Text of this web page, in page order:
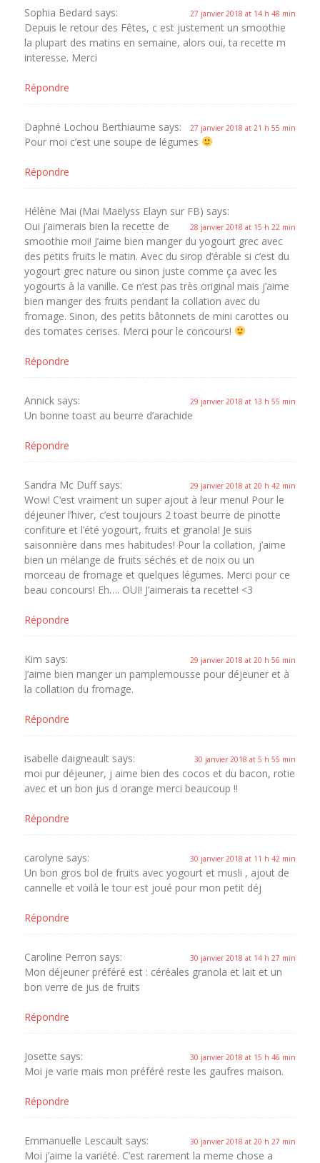
Sophia Bedard says: 27 janvier 2018 at 14 h 48 min
Depuis le retour des Fêtes, c est justement un smoothie
la plupart des matins en semaine, alors oui, ta recette m
interesse. Merci
Répondre
Daphné Lochou Berthiaume says: 27 janvier 2018 at 21 h 55 min
Pour moi c’est une soupe de légumes
Répondre
Hélène Mai (Mai Maëlyss Elayn sur FB) says:
28 janvier 2018 at 15 h 22 min
Oui j’aimerais bien la recette de
smoothie moi! J’aime bien manger du yogourt grec avec
des petits fruits le matin. Avec du sirop d’érable si c’est du
yogourt grec nature ou sinon juste comme ça avec les
yogourts à la vanille. Ce n’est pas très original mais j’aime
bien manger des fruits pendant la collation avec du
fromage. Sinon, des petits bâtonnets de mini carottes ou
des tomates cerises. Merci pour le concours!
Répondre
Annick says: 29 janvier 2018 at 13 h 55 min
Un bonne toast au beurre d’arachide
Répondre
Sandra Mc Duff says: 29 janvier 2018 at 20 h 42 min
Wow! C’est vraiment un super ajout à leur menu! Pour le
déjeuner l’hiver, c’est toujours 2 toast beurre de pinotte
confiture et l’été yogourt, fruits et granola! Je suis
saisonnière dans mes habitudes! Pour la collation, j’aime
bien un mélange de fruits séchés et de noix ou un
morceau de fromage et quelques légumes. Merci pour ce
beau concours! Eh…. OUI! J’aimerais ta recette! <3
Répondre
Kim says: 29 janvier 2018 at 20 h 56 min
J’aime bien manger un pamplemousse pour déjeuner et à
la collation du fromage.
Répondre
isabelle daigneault says: 30 janvier 2018 at 5 h 55 min
moi pur déjeuner, j aime bien des cocos et du bacon, rotie
avec et un bon jus d orange merci beaucoup !!
Répondre
carolyne says: 30 janvier 2018 at 11 h 42 min
Un bon gros bol de fruits avec yogourt et musli , ajout de
cannelle et voilà le tour est joué pour mon petit déj
Répondre
Caroline Perron says: 30 janvier 2018 at 14 h 27 min
Mon déjeuner préféré est : céréales granola et lait et un
bon verre de jus de fruits
Répondre
Josette says: 30 janvier 2018 at 15 h 46 min
Moi je varie mais mon préféré reste les gaufres maison.
Répondre
Emmanuelle Lescault says: 30 janvier 2018 at 20 h 27 min
Moi j’aime la variété. C’est rarement la meme chose a